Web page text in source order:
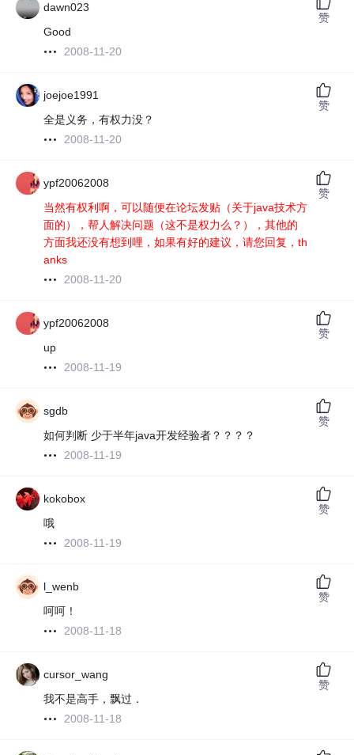
dawn023
Good
2008-11-20
赞
joejoe1991
全是义务，有权力没？
2008-11-20
赞
ypf20062008
当然有权利啊，可以随便在论坛发贴（关于java技术方
面的），帮人解决问题（这不是权力么？），其他的
方面我还没有想到哩，如果有好的建议，请您回复，th
anks
2008-11-20
赞
ypf20062008
up
2008-11-19
赞
sgdb
如何判断 少于半年java开发经验者？？？？
2008-11-19
赞
kokobox
哦
2008-11-19
赞
l_wenb
呵呵！
2008-11-18
赞
cursor_wang
我不是高手，飘过．
2008-11-18
赞